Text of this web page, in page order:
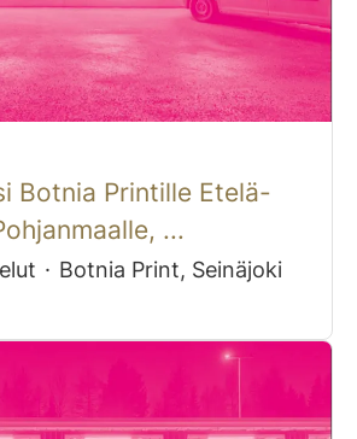
Botnia Printille Etelä-
...
· Botnia Print, Seinäjoki